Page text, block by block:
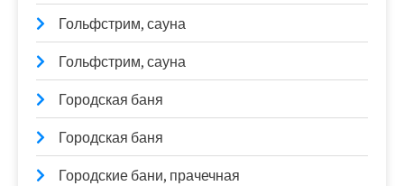
Гольфстрим, сауна
Гольфстрим, сауна
Городская баня
Городская баня
Городские бани, прачечная